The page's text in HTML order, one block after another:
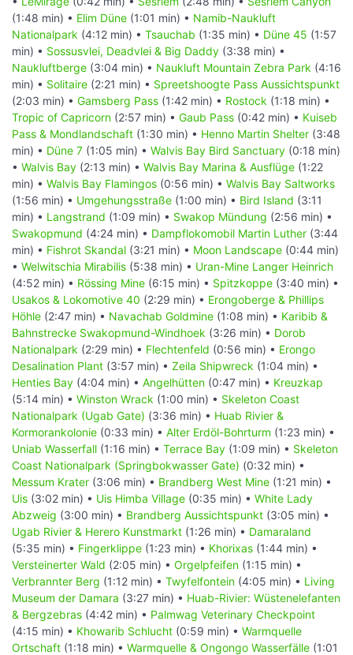
(1:48 min) • Elim Düne (1:01 min) • Namib-Naukluft
Nationalpark (4:12 min) • Tsauchab (1:35 min) • Düne 45 (1:57
min) • Sossusvlei, Deadvlei & Big Daddy (3:38 min) •
Naukluftberge (3:04 min) • Naukluft Mountain Zebra Park (4:16
min) • Solitaire (2:21 min) • Spreetshoogte Pass Aussichtspunkt
(2:03 min) • Gamsberg Pass (1:42 min) • Rostock (1:18 min) •
Tropic of Capricorn (2:57 min) • Gaub Pass (0:42 min) • Kuiseb
Pass & Mondlandschaft (1:30 min) • Henno Martin Shelter (3:48
min) • Düne 7 (1:05 min) • Walvis Bay Bird Sanctuary (0:18 min)
• Walvis Bay (2:13 min) • Walvis Bay Marina & Ausflüge (1:22
min) • Walvis Bay Flamingos (0:56 min) • Walvis Bay Saltworks
(1:56 min) • Umgehungsstraße (1:00 min) • Bird Island (3:11
min) • Langstrand (1:09 min) • Swakop Mündung (2:56 min) •
Swakopmund (4:24 min) • Dampflokomobil Martin Luther (3:44
min) • Fishrot Skandal (3:21 min) • Moon Landscape (0:44 min)
• Welwitschia Mirabilis (5:38 min) • Uran-Mine Langer Heinrich
(4:52 min) • Rössing Mine (6:15 min) • Spitzkoppe (3:40 min) •
Usakos & Lokomotive 40 (2:29 min) • Erongoberge & Phillips
Höhle (2:47 min) • Navachab Goldmine (1:08 min) • Karibib &
Bahnstrecke Swakopmund-Windhoek (3:26 min) • Dorob
Nationalpark (2:29 min) • Flechtenfeld (0:56 min) • Erongo
Desalination Plant (3:57 min) • Zeila Shipwreck (1:04 min) •
Henties Bay (4:04 min) • Angelhütten (0:47 min) • Kreuzkap
(5:14 min) • Winston Wrack (1:00 min) • Skeleton Coast
Nationalpark (Ugab Gate) (3:36 min) • Huab Rivier &
Kormorankolonie (0:33 min) • Alter Erdöl-Bohrturm (1:23 min) •
Uniab Wasserfall (1:16 min) • Terrace Bay (1:09 min) • Skeleton
Coast Nationalpark (Springbokwasser Gate) (0:32 min) •
Messum Krater (3:06 min) • Brandberg West Mine (1:21 min) •
Uis (3:02 min) • Uis Himba Village (0:35 min) • White Lady
Abzweig (3:00 min) • Brandberg Aussichtspunkt (3:05 min) •
Ugab Rivier & Herero Kunstmarkt (1:26 min) • Damaraland
(5:35 min) • Fingerklippe (1:23 min) • Khorixas (1:44 min) •
Versteinerter Wald (2:05 min) • Orgelpfeifen (1:15 min) •
Verbrannter Berg (1:12 min) • Twyfelfontein (4:05 min) • Living
Museum der Damara (3:27 min) • Huab-Rivier: Wüstenelefanten
& Bergzebras (4:42 min) • Palmwag Veterinary Checkpoint
(4:15 min) • Khowarib Schlucht (0:59 min) • Warmquelle
Ortschaft (1:18 min) • Warmquelle & Ongongo Wasserfälle (1:01